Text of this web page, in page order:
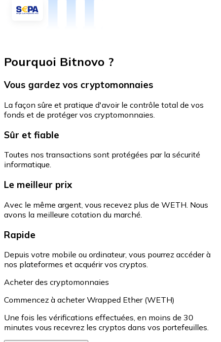
Pourquoi Bitnovo ?
Vous gardez vos cryptomonnaies
La façon sûre et pratique d'avoir le contrôle total de vos
fonds et de protéger vos cryptomonnaies.
Sûr et fiable
Toutes nos transactions sont protégées par la sécurité
informatique.
Le meilleur prix
Avec le même argent, vous recevez plus de WETH. Nous
avons la meilleure cotation du marché.
Rapide
Depuis votre mobile ou ordinateur, vous pourrez accéder à
nos plateformes et acquérir vos cryptos.
Acheter des cryptomonnaies
Commencez à acheter Wrapped Ether (WETH)
Une fois les vérifications effectuées, en moins de 30
minutes vous recevrez les cryptos dans vos portefeuilles.